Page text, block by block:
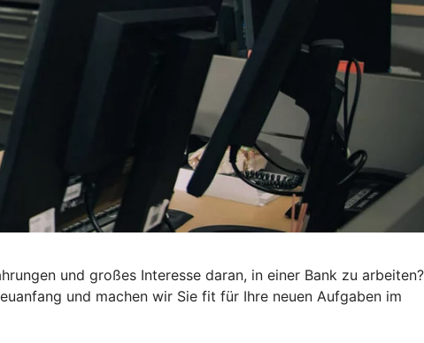
und großes Interesse daran, in einer Bank zu arbeiten?
und machen wir Sie fit für Ihre neuen Aufgaben im